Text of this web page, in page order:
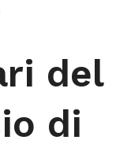
del
di